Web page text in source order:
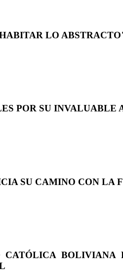
LO
POR SU INVALUABLE
SU CAMINO CON LA